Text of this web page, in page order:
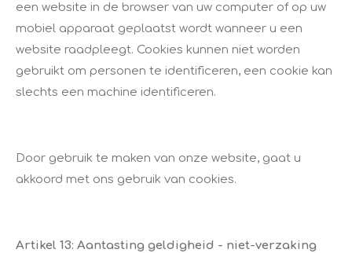
een website in de browser van uw computer of op uw
mobiel apparaat geplaatst wordt wanneer u een
website raadpleegt. Cookies kunnen niet worden
gebruikt om personen te identificeren, een cookie kan
slechts een machine identificeren.
Door gebruik te maken van onze website, gaat u
akkoord met ons gebruik van cookies.
Artikel 13: Aantasting geldigheid - niet-verzaking